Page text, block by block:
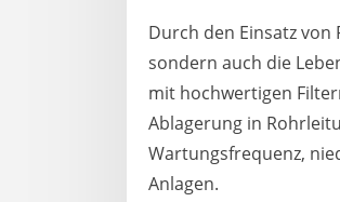
Durch den Einsatz
sondern auch die
mit hochwertigen
Ablagerung in
Wartungsfrequenz,
Anlagen.